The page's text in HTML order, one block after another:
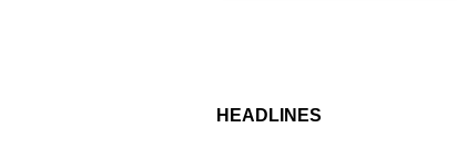
HEADLINES